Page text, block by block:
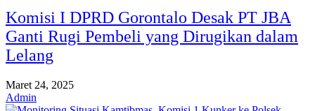
Komisi I DPRD Gorontalo Desak PT JBA
Ganti Rugi Pembeli yang Dirugikan dalam
Lelang
Maret 24, 2025
Admin